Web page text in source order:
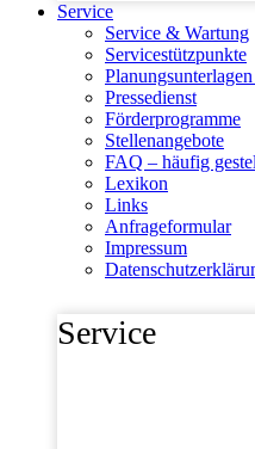
Service
Service & Wartung
Servicestützpunkte
Pressedienst
Förderprogramme
Stellenangebote
FAQ – häufig
Lexikon
Links
Anfrageformular
Impressum
Service